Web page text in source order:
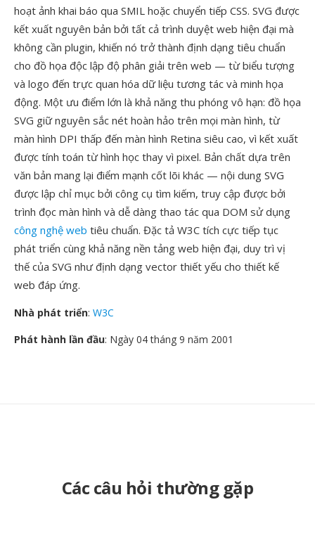
hoạt ảnh khai báo qua SMIL hoặc chuyển tiếp CSS. SVG được
kết xuất nguyên bản bởi tất cả trình duyệt web hiện đại mà
không cần plugin, khiến nó trở thành định dạng tiêu chuẩn
cho đồ họa độc lập độ phân giải trên web — từ biểu tượng
và logo đến trực quan hóa dữ liệu tương tác và minh họa
động. Một ưu điểm lớn là khả năng thu phóng vô hạn: đồ họa
SVG giữ nguyên sắc nét hoàn hảo trên mọi màn hình, từ
màn hình DPI thấp đến màn hình Retina siêu cao, vì kết xuất
được tính toán từ hình học thay vì pixel. Bản chất dựa trên
văn bản mang lại điểm mạnh cốt lõi khác — nội dung SVG
được lập chỉ mục bởi công cụ tìm kiếm, truy cập được bởi
trình đọc màn hình và dễ dàng thao tác qua DOM sử dụng
công nghệ web tiêu chuẩn. Đặc tả W3C tích cực tiếp tục
phát triển cùng khả năng nền tảng web hiện đại, duy trì vị
thế của SVG như định dạng vector thiết yếu cho thiết kế
web đáp ứng.
Nhà phát triển: W3C
Phát hành lần đầu: Ngày 04 tháng 9 năm 2001
Các câu hỏi thường gặp